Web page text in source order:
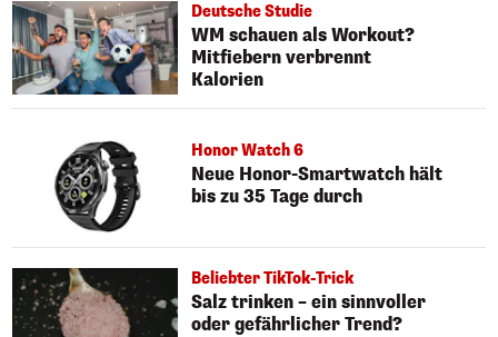
Deutsche Studie
WM schauen als Workout?
Mitfiebern verbrennt
Kalorien
Honor Watch 6
Neue Honor-Smartwatch hält
bis zu 35 Tage durch
Beliebter TikTok-Trick
Salz trinken – ein sinnvoller
oder gefährlicher Trend?